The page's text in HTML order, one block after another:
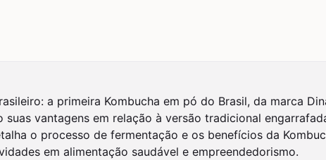
a primeira Kombucha em pó do Brasil, da marca
vantagens em relação à versão tradicional
o processo de fermentação e os benefícios da
em alimentação saudável e empreendedorismo.